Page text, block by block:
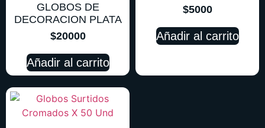
GLOBOS DE
DECORACION PLATA
$20000
Añadir al carrito
$5000
Añadir al carrito